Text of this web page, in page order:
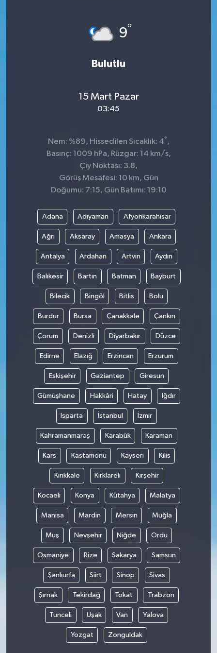
9°
Bulutlu
15 Mart Pazar
03:45
Nem: %89, Hissedilen Sıcaklık: 4° ,
Basınç: 1009 hPa, Rüzgar: 14 km/s,
Çiy Noktası: 3.8,
Görüş Mesafesi: 10 km, Gün
Doğumu: 7:15, Gün Batımı: 19:10
Adana Adıyaman Afyonkarahisar
Ağrı Aksaray Amasya Ankara
Antalya Ardahan Artvin Aydın
Balıkesir Bartın Batman Bayburt
Bilecik Bingöl Bitlis Bolu
Burdur Bursa Çanakkale Çankırı
Çorum Denizli Diyarbakır Düzce
Edirne Elazığ Erzincan Erzurum
Eskişehir Gaziantep Giresun
Gümüşhane Hakkâri Hatay Iğdır
Isparta İstanbul İzmir
Kahramanmaraş Karabük Karaman
Kars Kastamonu Kayseri Kilis
Kırıkkale Kırklareli Kırşehir
Kocaeli Konya Kütahya Malatya
Manisa Mardin Mersin Muğla
Muş Nevşehir Niğde Ordu
Osmaniye Rize Sakarya Samsun
Şanlıurfa Siirt Sinop Sivas
Şırnak Tekirdağ Tokat Trabzon
Tunceli Uşak Van Yalova
Yozgat Zonguldak
SİVİL TOPLUM
SOSYAL YAŞAM
ULUSAL HABERLER